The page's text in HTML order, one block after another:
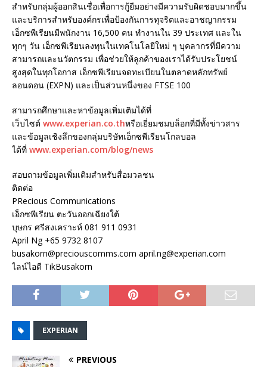
สำหรับกลุ่มผู้ออกสินเชื่อเพื่อการกู้ยืมอย่างมีความรับผิดชอบมากขึ้น
และบริการสำหรับองค์กรเพื่อป้องกันการทุจริตและอาชญากรรม
เอ็กซพีเรียนมีพนักงาน 16,500 คน ทำงานใน 39 ประเทศ และใน
ทุกๆ วัน เอ็กซพีเรียนลงทุนในเทคโนโลยีใหม่ ๆ บุคลากรที่มีความ
สามารถและนวัตกรรม เพื่อช่วยให้ลูกค้าของเราได้รับประโยชน์
สูงสุดในทุกโอกาส เอ็กซพีเรียนจดทะเบียนในตลาดหลักทรัพย์
ลอนดอน (EXPN) และเป็นส่วนหนึ่งของ FTSE 100
สามารถศึกษาและหาข้อมูลเพิ่มเติมได้ที่
เว็บไซต์ www.experian.co.thหรือเยี่ยมชมบล็อกที่มีทั้งข่าวสาร
และข้อมูลเชิงลึกของกลุ่มบริษัทเอ็กซพีเรียนโกลบอล
ได้ที่ www.experian.com/blog/news
สอบถามข้อมูลเพิ่มเติมสำหรับสื่อมวลชน
ติดต่อ
PRecious Communications
เอ็กซพีเรียน ตะวันออกเฉียงใต้
บุษกร ศรีสงเคราะห์ 081 911 0931
April Ng +65 9732 8107
busakorn@preciouscomms.com april.ng@experian.com
ไลน์ไอดี TikBusakorn
EXPERIAN
PREVIOUS